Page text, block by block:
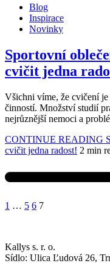
Blog
Inspirace
Novinky
Sportovní
cvičit jedna
Všichni víme, že cvičení je
činností. Množství studií
nejrůznější nemoci a
CONTINUE READING
cvičit jedna radost! 2 min
1 … 5 6 7
Kallys s. r. o.
Sídlo: Ulica Ľudová 26,